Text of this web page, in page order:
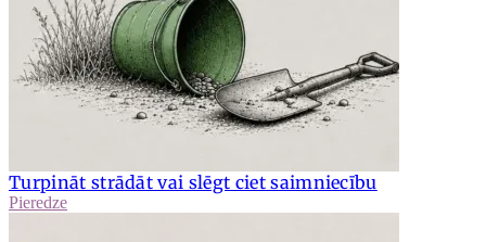
Turpināt strādāt vai slēgt ciet saimniecību
Pieredze